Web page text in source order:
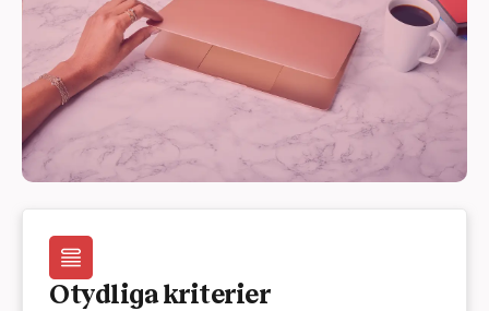
Otydliga kriterier